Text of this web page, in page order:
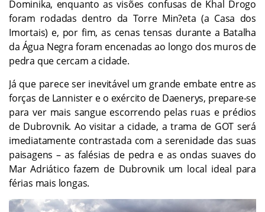
Dominika, enquanto as visões confusas de Khal Drogo
foram rodadas dentro da Torre Min?eta (a Casa dos
Imortais) e, por fim, as cenas tensas durante a Batalha
da Água Negra foram encenadas ao longo dos muros de
pedra que cercam a cidade.
Já que parece ser inevitável um grande embate entre as
forças de Lannister e o exército de Daenerys, prepare-se
para ver mais sangue escorrendo pelas ruas e prédios
de Dubrovnik. Ao visitar a cidade, a trama de GOT será
imediatamente contrastada com a serenidade das suas
paisagens – as falésias de pedra e as ondas suaves do
Mar Adriático fazem de Dubrovnik um local ideal para
férias mais longas.